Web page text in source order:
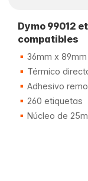
Dymo 99012
compatibles
36mm x 89mm
Térmico
Adhesivo
260 etiquetas
Núcleo de